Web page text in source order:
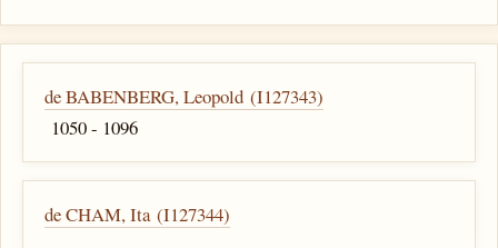
de BABENBERG, Leopold (I127343)
1050 - 1096
de CHAM, Ita (I127344)